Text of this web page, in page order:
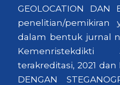
GEOLOCATION DAN
penelitian/pemikiran
dalam bentuk jurnal
Kemenristekdikti
terakreditasi, 2021 dan
DENGAN